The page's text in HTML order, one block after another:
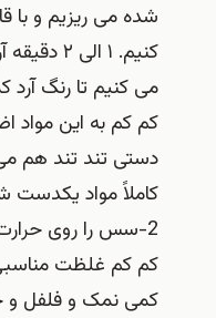
شده می ریزیم و با
کنیم. ۱
می کنیم تا رنگ
کم کم به این مواد
دستی تند تند هم
کاملاً مواد یکدست
2-سس را روی
کم کم غلظت
کمی نمک و فلفل و